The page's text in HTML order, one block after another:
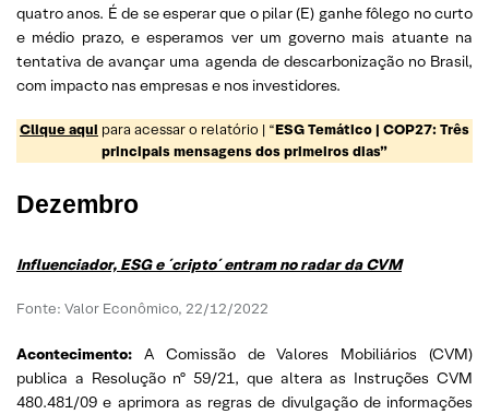
quatro anos. É de se esperar que o pilar (E) ganhe fôlego no curto
e médio prazo, e esperamos ver um governo mais atuante na
tentativa de avançar uma agenda de descarbonização no Brasil,
com impacto nas empresas e nos investidores.
Clique aqui para acessar o relatório | “ESG Temático | COP27: Três
principais mensagens dos primeiros dias”
Dezembro
Influenciador, ESG e ´cripto´ entram no radar da CVM
Fonte: Valor Econômico, 22/12/2022
Acontecimento: A Comissão de Valores Mobiliários (CVM)
publica a Resolução nº 59/21, que altera as Instruções CVM
480.481/09 e aprimora as regras de divulgação de informações